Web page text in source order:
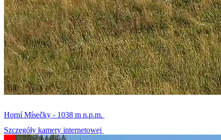
Horní Mísečky - 1038 m n.p.m.
Szczegóły kamery internetowej